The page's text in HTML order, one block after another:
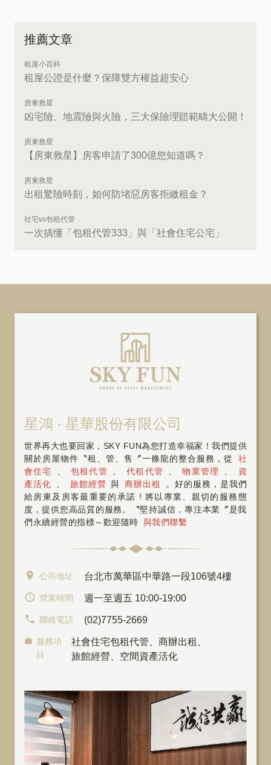
推薦文章
租屋小百科
租屋公證是什麼？保障雙方權益超安心
房東救星
凶宅險、地震險與火險，三大保險理賠範疇大公開！
房東救星
【房東救星】房客申請了300億您知道嗎？
房東救星
出租驚險時刻，如何防堵惡房客拒繳租金？
社宅vs包租代管
一次搞懂「包租代管333」與「社會住宅公宅」
星鴻 ‧ 星華股份有限公司
世界再大也要回家，SKY FUN為您打造幸福家！我們提供
關於房屋物件〝租、管、售〞一條龍的整合服務，從
社
會住宅
包租代管 代租代管 物業管理
資
產活化
旅館經營 與 商辦出租
。好的服務，是我們
給房東及房客最重要的承諾 ! 將以專業、親切的服務態
度，提供您高品質的服務。〝堅持誠信，專注本業〞是我
們永續經營的指標～歡迎隨時 與我們聯繫
公司地址 台北市萬華區中華路一段106號4樓
營業時間 週一至週五 10:00-19:00
聯絡電話 (02)7755-2669
服務項
目
社會住宅包租代管 、商辦出租
旅館經營、空間資產活化